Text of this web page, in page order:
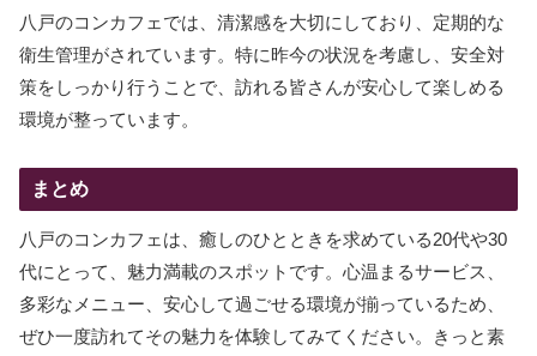
八戸のコンカフェでは、清潔感を大切にしており、定期的な
衛生管理がされています。特に昨今の状況を考慮し、安全対
策をしっかり行うことで、訪れる皆さんが安心して楽しめる
環境が整っています。
まとめ
八戸のコンカフェは、癒しのひとときを求めている20代や30
代にとって、魅力満載のスポットです。心温まるサービス、
多彩なメニュー、安心して過ごせる環境が揃っているため、
ぜひ一度訪れてその魅力を体験してみてください。きっと素